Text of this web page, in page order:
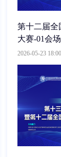
第十二届全
大赛-01会场
2026-05-23